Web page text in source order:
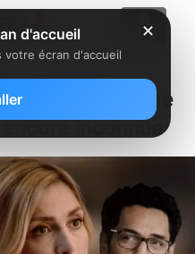
série Une mère
inconnue
✕
d'accueil
votre écran d'accueil